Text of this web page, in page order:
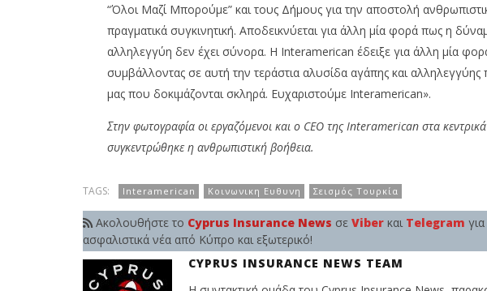
“Όλοι Μαζί Μπορούμε” και τους Δήμους για την αποστολή
πραγματικά συγκινητική. Αποδεικνύεται για άλλη μία φορά πως η
αλληλεγγύη δεν έχει σύνορα. Η Interamerican έδειξε για άλλη μία
συμβάλλοντας σε αυτή την τεράστια αλυσίδα αγάπης και
μας που δοκιμάζονται σκληρά. Ευχαριστούμε Interamerican».
Στην φωτογραφία οι εργαζόμενοι και ο CEO της Interamerican στα
συγκεντρώθηκε η ανθρωπιστική βοήθεια.
TAGS: Interamerican Κοινωνικη Ευθυνη Σεισμός Τουρκία
Ακολουθήστε το Cyprus Insurance News σε Viberκαι Telegram
ασφαλιστικά νέα από Κύπρο και εξωτερικό!
CYPRUS INSURANCE NEWS TEAM